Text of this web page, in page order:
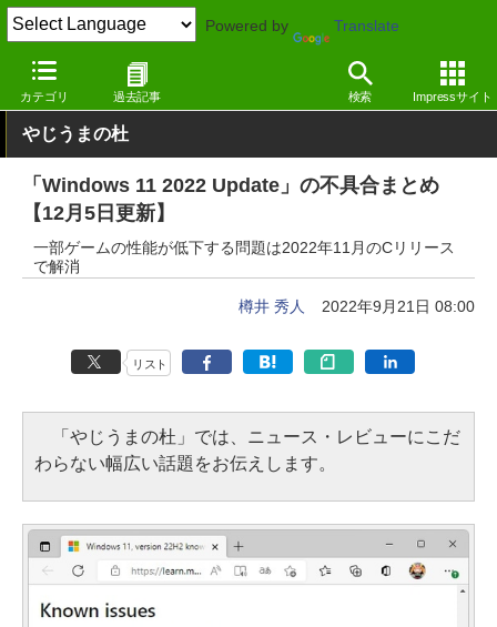
Powered by Translate
カテゴリ 過去記事 検索 Impressサイト
窓の杜 システム・ファイル Windows
やじうまの杜
「Windows 11 2022 Update」の不具合まとめ
【12月5日更新】
一部ゲームの性能が低下する問題は2022年11月のCリリース
で解消
樽井 秀人 2022年9月21日 08:00
リスト
「やじうまの杜」では、ニュース・レビューにこだ
わらない幅広い話題をお伝えします。